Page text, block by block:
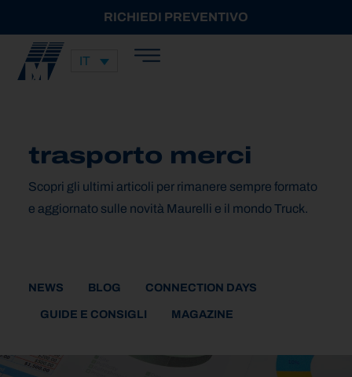
RICHIEDI PREVENTIVO
IT
trasporto merci
Scopri gli ultimi articoli per rimanere sempre formato
e aggiornato sulle novità Maurelli e il mondo Truck.
NEWS BLOG CONNECTION DAYS
GUIDE E CONSIGLI MAGAZINE